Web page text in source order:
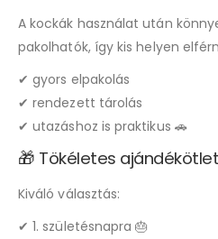
A kockák használat után
pakolhatók, így kis helyen
✔ gyors elpakolás
✔ rendezett tárolás
✔ utazáshoz is praktikus 🚗
🎁 Tökéletes ajándékötlet
Kiváló választás:
✔ 1. születésnapra 🎂